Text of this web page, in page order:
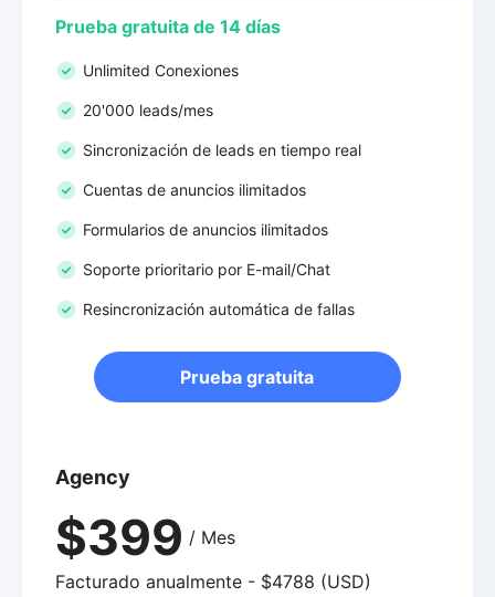
Prueba gratuita de 14 días
Unlimited Conexiones
20'000 leads/mes
Sincronización de leads en tiempo real
Cuentas de anuncios ilimitados
Formularios de anuncios ilimitados
Soporte prioritario por E-mail/Chat
Resincronización automática de fallas
Prueba gratuita
Agency
$399 / Mes
Facturado anualmente - $4788 (USD)